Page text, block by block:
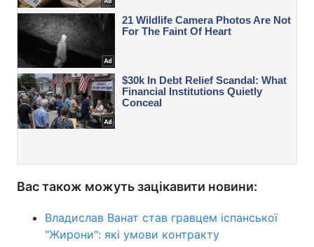
Вас також можуть зацікавити новини:
Владислав Ванат став гравцем іспанської
"Жирони": які умови контракту